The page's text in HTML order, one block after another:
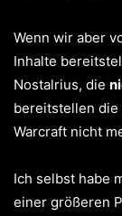
Wenn wir aber
Inhalte
Nostalrius, die
bereitstellen die
Warcraft nicht
Ich selbst habe
einer größeren